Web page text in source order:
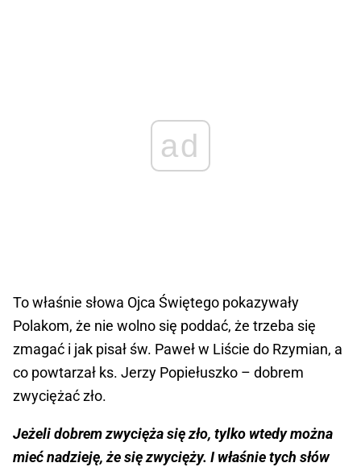
ad
To właśnie słowa Ojca Świętego pokazywały
Polakom, że nie wolno się poddać, że trzeba się
zmagać i jak pisał św. Paweł w Liście do Rzymian, a
co powtarzał ks. Jerzy Popiełuszko – dobrem
zwyciężać zło.
Jeżeli dobrem zwycięża się zło, tylko wtedy można
mieć nadzieję, że się zwycięży. I właśnie tych słów